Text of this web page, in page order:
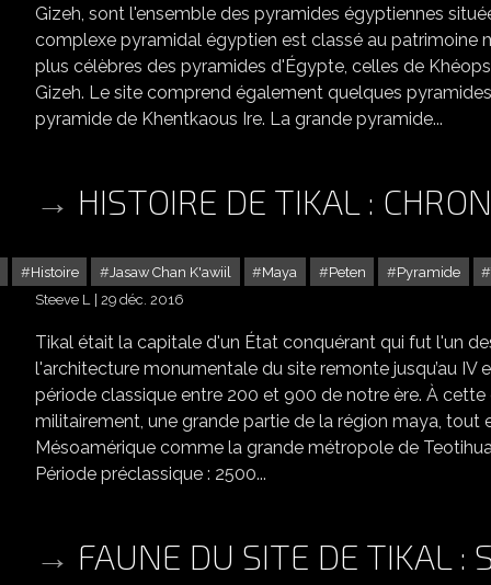
Gizeh, sont l'ensemble des pyramides égyptiennes
complexe pyramidal égyptien est classé au patrimoine
plus célèbres des pyramides d'Égypte, celles de
Gizeh. Le site comprend également quelques
pyramide de Khentkaous Ire. La grande pyramide...
HISTOIRE DE TIKAL :
Histoire Jasaw Chan K'awiil Maya Peten
Pyramide
Steeve L
29 déc. 2016
Tikal était la capitale d'un État conquérant qui fut l'un
l'architecture monumentale du site remonte jusqu’au IV
période classique entre 200 et 900 de notre ère. À
militairement, une grande partie de la région maya, tout
Mésoamérique comme la grande métropole de
Période préclassique : 2500...
FAUNE DU SITE DE TIKAL :